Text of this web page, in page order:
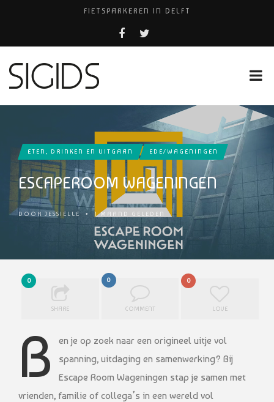
FIETSPARKEREN IN DELFT
FIETS KWIJT IN TILBURG?
USED PRODUCTS LEIDEN
ETEN, DRINKEN EN UITGAAN EDE/WAGENINGEN
ESCAPEROOM WAGENINGEN
DOOR JESSIELLE • 1 MAAND GELEDEN
0
SHARE
0
COMMENT
0
LOVE
B
en je op zoek naar een origineel uitje vol
spanning, uitdaging en samenwerking? Bij
Escape Room Wageningen stap je samen met
vrienden, familie of collega’s in een wereld vol